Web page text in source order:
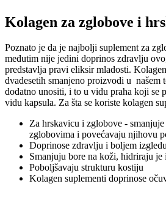
Kolagen za zglobove i
Poznato je da je najbolji suplement za
međutim nije jedini doprinos zdravlju
predstavlja pravi eliksir mladosti.
dvadesetih smanjeno proizvodi u našem
dodatno unositi, i to u vidu praha koji se
vidu kapsula. Za šta se koriste kolagen
Za hrskavicu i zglobove -
zglobovima i povećavaju njihovu
Doprinose zdravlju i boljem
Smanjuju bore na koži, hidriraju
Poboljšavaju strukturu kostiju
Kolagen suplementi doprinose